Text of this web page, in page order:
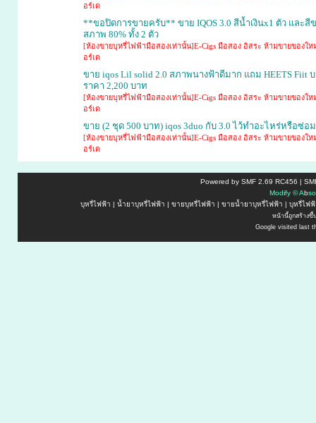
อร์เด
**ขอปิดการขายครับ** ขาย IQOS 3.0 สีน้ำเงินx1 ตัว และสี
สภาพ 80% ทั้ง 2 ตัว
[ห้องขายบุหรี่ไฟฟ้ามือสองเท่านั้น]E-Cigs มือสอง อิสระ ห้ามขายของใ
อร์เด
ขาย iqos Lil solid 2.0 สภาพนางฟ้าดีมาก แถม HEETS Fiit บ
ราคา 2,200 บาท
[ห้องขายบุหรี่ไฟฟ้ามือสองเท่านั้น]E-Cigs มือสอง อิสระ ห้ามขายของใ
อร์เด
ขาย (2 ชุด 500 บาท) iqos 3duo กับ 3.0 ไว้ทำอะไหร่หรือซ่อม
[ห้องขายบุหรี่ไฟฟ้ามือสองเท่านั้น]E-Cigs มือสอง อิสระ ห้ามขายของใ
อร์เด
Powered by SMF 2.69 RC456 |
Modify ©Abso
บุหรี่ไฟฟ้า | น้ำยาบุหรี่ไฟฟ้า | ขายบุหรี่ไฟฟ้า | ขายน้ำยาบุหรี่ไฟฟ้า | บุหรี่ไฟ
หน้านี้ถูกสร้างขึ้
Google visited last